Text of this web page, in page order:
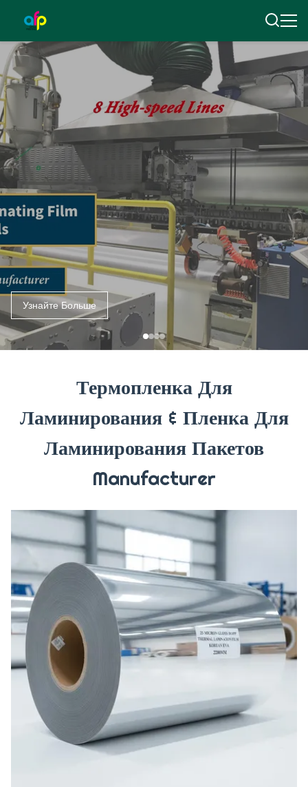
Узнайте Больше
Термопленка Для
Ламинирования & Пленка Для
Ламинирования Пакетов
Manufacturer